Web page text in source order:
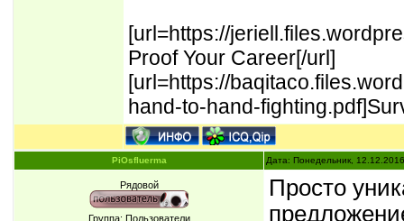
[url=https://
Proof Your Career[/url]
[url=https://
hand-to-hand-
PiOsfluerma Дата: Понедельник,
Рядовой
Группа: Пользователи
Проcто